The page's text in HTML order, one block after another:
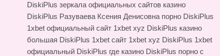
DiskiPlus зеркала официальных сайтов казино
DiskiPlus Разуваева Ксения Денисовна порно DiskiPlus
1xbet официальный сайт 1xbet xyz DiskiPlus казино
большая DiskiPlus 1xbet сайт 1xbet xyz DiskiPlus 1xbet
официальный DiskiPlus где казино DiskiPlus порно с